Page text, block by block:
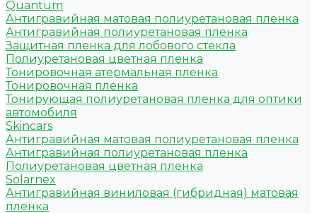
Quantum
Антигравийная матовая полиуретановая пленка
Антигравийная полиуретановая пленка
Защитная пленка для лобового стекла
Полиуретановая цветная пленка
Тонировочная атермальная пленка
Тонировочная пленка
Тонирующая полиуретановая пленка для оптики
автомобиля
Skincars
Антигравийная матовая полиуретановая пленка
Антигравийная полиуретановая пленка
Полиуретановая цветная пленка
Solarnex
Антигравийная виниловая (гибридная) матовая
пленка